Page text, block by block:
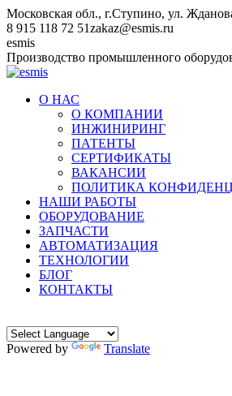
Перейти
к
содержанию
Московская обл., г.Ступино, ул.
8 915 118 72 51zakaz@esmis.ru
Вконтакте
esmis
Производство промышленного
О НАС
О КОМПАНИИ
ИНЖИНИРИНГ
ПАТЕНТЫ
СЕРТИФИКАТЫ
ВАКАНСИИ
ПОЛИТИКА
НАШИ РАБОТЫ
ОБОРУДОВАНИЕ
ЗАПЧАСТИ
АВТОМАТИЗАЦИЯ
ТЕХНОЛОГИИ
БЛОГ
КОНТАКТЫ
Powered by Translate